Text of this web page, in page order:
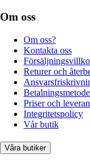
Om oss
Om oss?
Kontakta oss
Returer och
Priser och
Integritetspolicy
Vår butik
Våra butiker